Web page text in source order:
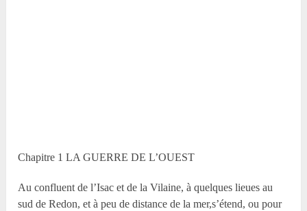
Chapitre 1 LA GUERRE DE L’OUEST
Au confluent de l’Isac et de la Vilaine, à quelques lieues au
sud de Redon, et à peu de distance de la mer,s’étend, ou pour